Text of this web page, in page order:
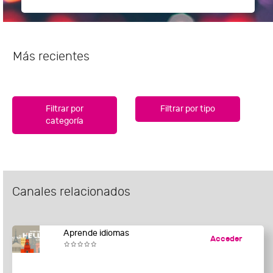
Más recientes
Filtrar por
categoría
Filtrar por tipo
Canales relacionados
Aprende idiomas
Acceder